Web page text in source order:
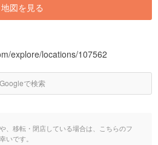
地図を見る
explore/locations/107562
Googleで検索
、移転・閉店している場合は、こちらのフ
いです。